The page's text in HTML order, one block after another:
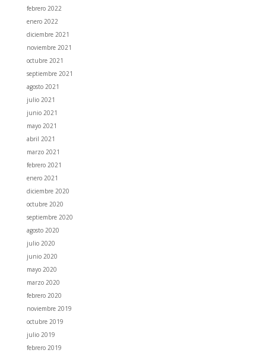
febrero 2022
enero 2022
diciembre 2021
noviembre 2021
octubre 2021
septiembre 2021
agosto 2021
julio 2021
junio 2021
mayo 2021
abril 2021
marzo 2021
febrero 2021
enero 2021
diciembre 2020
octubre 2020
septiembre 2020
agosto 2020
julio 2020
junio 2020
mayo 2020
marzo 2020
febrero 2020
noviembre 2019
octubre 2019
julio 2019
febrero 2019